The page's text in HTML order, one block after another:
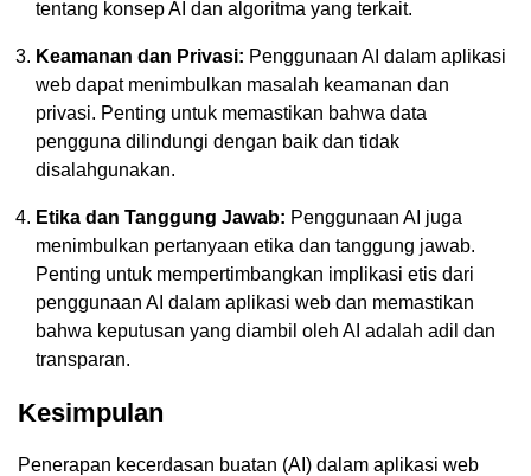
tentang konsep AI dan algoritma yang terkait.
Keamanan dan Privasi: Penggunaan AI dalam aplikasi
web dapat menimbulkan masalah keamanan dan
privasi. Penting untuk memastikan bahwa data
pengguna dilindungi dengan baik dan tidak
disalahgunakan.
Etika dan Tanggung Jawab: Penggunaan AI juga
menimbulkan pertanyaan etika dan tanggung jawab.
Penting untuk mempertimbangkan implikasi etis dari
penggunaan AI dalam aplikasi web dan memastikan
bahwa keputusan yang diambil oleh AI adalah adil dan
transparan.
Kesimpulan
Penerapan kecerdasan buatan (AI) dalam aplikasi web